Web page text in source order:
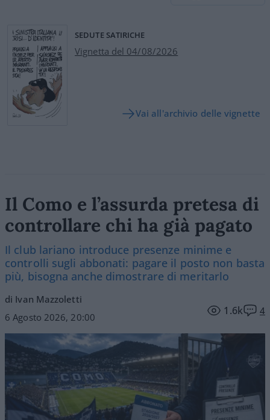
SEDUTE SATIRICHE
Vignetta del 04/08/2026
Vai all'archivio delle vignette
Il Como e l’assurda pretesa di
controllare chi ha già pagato
Il club lariano introduce presenze minime e
controlli sugli abbonati: pagare il posto non basta
più, bisogna anche dimostrare di meritarlo
di Ivan Mazzoletti
6 Agosto 2026, 20:00
1.6k 4